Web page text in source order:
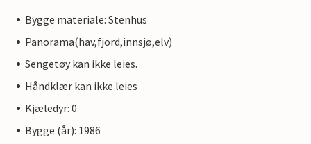
Bygge materiale: Stenhus
Panorama(hav,fjord,innsjø,elv)
Sengetøy kan ikke leies.
Håndklær kan ikke leies
Kjæledyr: 0
Bygge (år): 1986